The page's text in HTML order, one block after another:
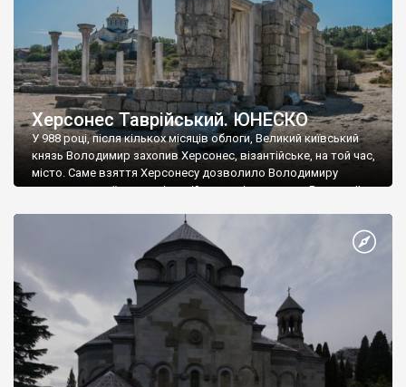
Херсонес Таврійський. ЮНЕСКО
У 988 році, після кількох місяців облоги, Великий київський
князь Володимир захопив Херсонес, візантійське, на той час,
місто. Саме взяття Херсонесу дозволило Володимиру
диктувати свої умови візантійському імператору Василю ІІ, та
Херсонесі Володимир-язичник, став Василем-християнином.
А потім було Хрещення Русі. На честь Херсонесу Таврійського